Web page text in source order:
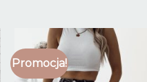
Promocja!